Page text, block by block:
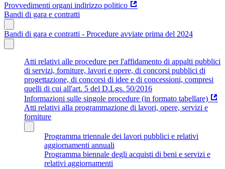
Provvedimenti organi indirizzo politico
Bandi di gara e contratti
Bandi di gara e contratti - Procedure avviate prima del 2024
Atti relativi alle procedure per l'affidamento di appalti pubblici
di servizi, forniture, lavori e opere, di concorsi pubblici di
progettazione, di concorsi di idee e di concessioni, compresi
quelli di cui all'art. 5 del D.Lgs. 50/2016
Informazioni sulle singole procedure (in formato tabellare)
Atti relativi alla programmazione di lavori, opere, servizi e
forniture
Programma triennale dei lavori pubblici e relativi
aggiornamenti annuali
Programma biennale degli acquisti di beni e servizi e
relativi aggiornamenti